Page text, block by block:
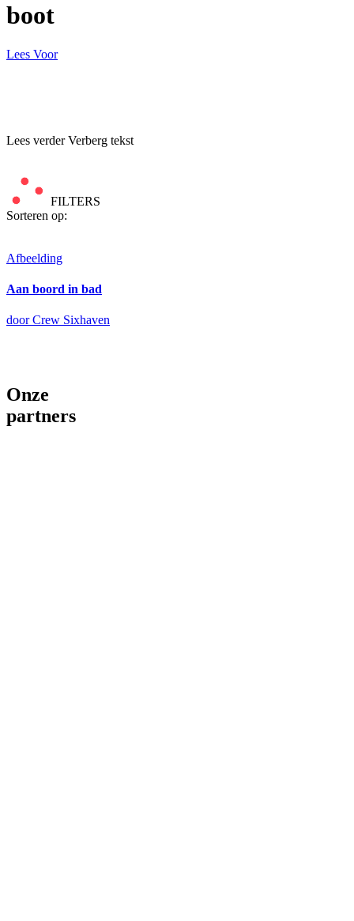
boot
Lees Voor
Lees verderVerberg tekst
FILTERS
Sorteren op:
Afbeelding
Aan boord in bad
door Crew Sixhaven
Onze
partners